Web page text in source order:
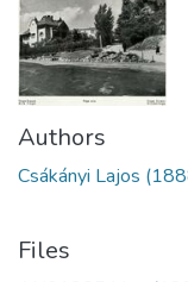
About us
Authors
Csákányi Lajos
Files